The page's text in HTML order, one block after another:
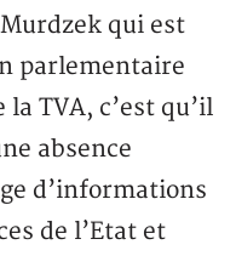
qui est
parlementaire
TVA, c’est qu’il
absence
d’informations
de l’Etat et